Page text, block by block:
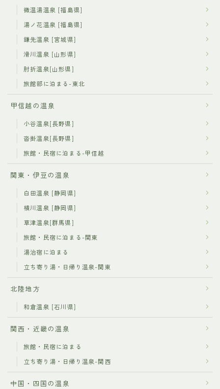
微温湯温泉 [福島県]
湯ノ花温泉 [福島県]
鎌先温泉 [宮城県]
滑川温泉 [山形県]
肘折温泉[山形県]
旅館部に泊まる-東北
甲信越の温泉
小谷温泉[長野県]
沓掛温泉[長野県]
旅館・民宿に泊まる-甲信越
関東・伊豆の温泉
白田温泉 [静岡県]
横川温泉 [静岡県]
草津温泉[群馬県]
旅館・民宿に泊まる-関東
湯治宿に泊まる
立ち寄り湯・日帰り温泉-関東
北陸地方
和倉温泉 [石川県]
関西・近畿の温泉
旅館・民宿に泊まる
立ち寄り湯・日帰り温泉-関西
中国・四国の温泉